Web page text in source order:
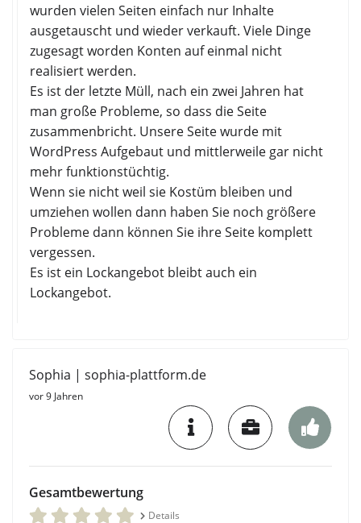
wurden vielen Seiten einfach nur Inhalte
ausgetauscht und wieder verkauft. Viele Dinge
zugesagt worden Konten auf einmal nicht
realisiert werden.
Es ist der letzte Müll, nach ein zwei Jahren hat
man große Probleme, so dass die Seite
zusammenbricht. Unsere Seite wurde mit
WordPress Aufgebaut und mittlerweile gar nicht
mehr funktionstüchtig.
Wenn sie nicht weil sie Kostüm bleiben und
umziehen wollen dann haben Sie noch größere
Probleme dann können Sie ihre Seite komplett
vergessen.
Es ist ein Lockangebot bleibt auch ein
Lockangebot.
Sophia | sophia-plattform.de
vor 9 Jahren
Gesamtbewertung
Details